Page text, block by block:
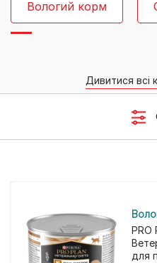
Вологий корм
Дивитися всі
PRO
для